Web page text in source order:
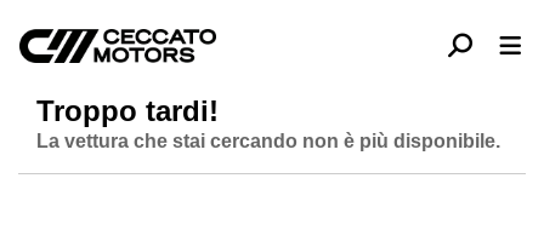
Troppo tardi!
La vettura che stai cercando non è più disponibile.